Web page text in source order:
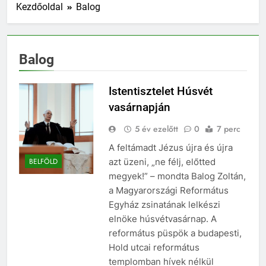
Kezdőoldal Balog
Balog
BELFÖLD
Istentisztelet Húsvét
vasárnapján
5 év ezelőtt 0 7 perc
A feltámadt Jézus újra és újra
azt üzeni, „ne félj, előtted
megyek!” – mondta Balog Zoltán,
a Magyarországi Református
Egyház zsinatának lelkészi
elnöke húsvétvasárnap. A
református püspök a budapesti,
Hold utcai református
templomban hívek nélkül